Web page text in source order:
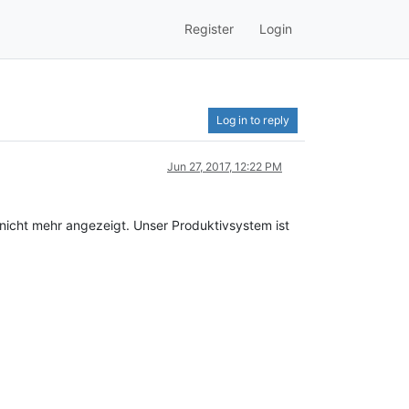
Register Login
Log in to reply
Jun 27, 2017, 12:22 PM
mehr angezeigt. Unser Produktivsystem ist